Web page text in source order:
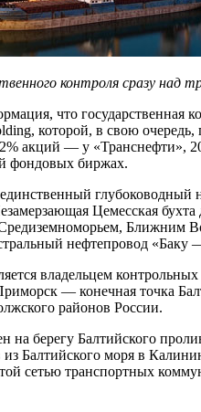
контроля сразу
что
которой, в свою
акций — у «Транснефти»,
фондовых биржах.
глубоководный
Цемесская
Ближним
нефтепровод
владельцем контрольных
— конечная точка
районов России.
на берегу Балтийского
из Балтийского моря в
сетью транспортных